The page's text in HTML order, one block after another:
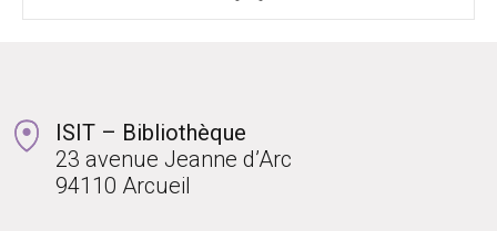
ISIT – Bibliothèque
23 avenue Jeanne d’Arc
94110 Arcueil